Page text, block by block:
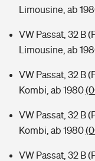
Limousine, ab
VW Passat, 32 B
Limousine, ab
VW Passat, 32 B
Kombi, ab 1980
VW Passat, 32 B
Kombi, ab 1980
VW Passat, 32 B